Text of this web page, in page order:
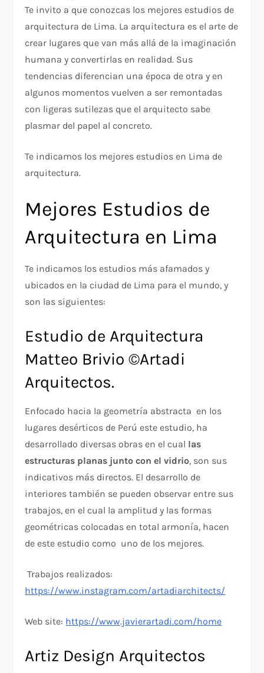
Te invito a que conozcas los mejores estudios de
arquitectura de Lima. La arquitectura es el arte de
crear lugares que van más allá de la imaginación
humana y convertirlas en realidad. Sus
tendencias diferencian una época de otra y en
algunos momentos vuelven a ser remontadas
con ligeras sutilezas que el arquitecto sabe
plasmar del papel al concreto.
Te indicamos los mejores estudios en Lima de
arquitectura.
Mejores Estudios de
Arquitectura en Lima
Te indicamos los estudios más afamados y
ubicados en la ciudad de Lima para el mundo, y
son las siguientes:
Estudio de Arquitectura
Matteo Brivio ©Artadi
Arquitectos.
Enfocado hacia la geometría abstracta en los
lugares desérticos de Perú este estudio, ha
desarrollado diversas obras en el cual las
estructuras planas junto con el vidrio, son sus
indicativos más directos. El desarrollo de
interiores también se pueden observar entre sus
trabajos, en el cual la amplitud y las formas
geométricas colocadas en total armonía, hacen
de este estudio como uno de los mejores.
Trabajos realizados:
https://www.instagram.com/artadiarchitects/
Web site: https://www.javierartadi.com/home
Artiz Design Arquitectos